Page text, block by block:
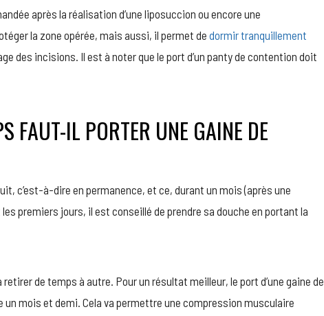
après la réalisation d’une liposuccion ou encore une
la zone opérée, mais aussi, il permet de dormir tranquillement
des incisions. Il est à noter que le port d’un panty de contention doit
FAUT-IL PORTER UNE GAINE DE
c’est-à-dire en permanence, et ce, durant un mois (après une
premiers jours, il est conseillé de prendre sa douche en portant la
de temps à autre. Pour un résultat meilleur, le port d’une gaine de
mois et demi. Cela va permettre une compression musculaire